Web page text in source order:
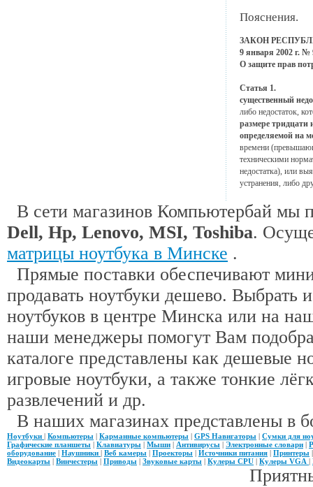
Пояснения.
ЗАКОН
9 января 2002 г. №
О защите прав
Статья 1.
существенный
либо недостаток,
размере тридцати
определяемой на
времени
техническими
недостатка), или
устранения, либо
В сети магазинов Компьютербай мы
Dell, Hp, Lenovo, MSI, Toshiba.
матрицы ноутбука в Минске .
Прямые поставки обеспечивают
продавать ноутбуки дешево.
ноутбуков в центре Минска или на
наши менеджеры помогут Вам
каталоге представлены как дешевые
игровые ноутбуки, а также тонкие
развлечений и др.
В наших магазинах представлены в
Ноутбуки Компьютеры Карманные компьютеры GPS Навигаторы
Сумки для
Графические планшеты
Клавиатуры Мыши Антивирусы Электронные словари
оборудование
Наушники Веб камеры Проекторы Источники питания Принтеры
Видеокарты
Винчестеры Приводы Звуковые карты Кулеры CPU Кулеры VGA